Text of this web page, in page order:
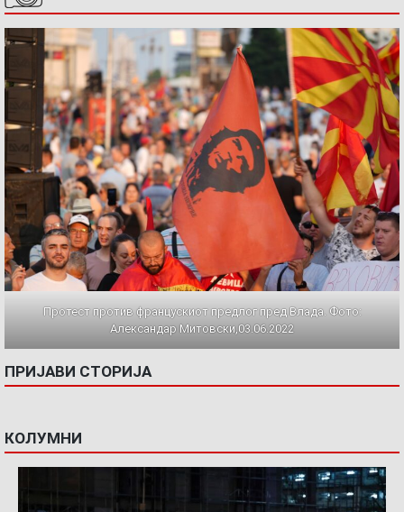
Протест против францускиот предлог пред Влада. Фото:
Александар Митовски,03.06.2022
ПРИЈАВИ СТОРИЈА
КОЛУМНИ